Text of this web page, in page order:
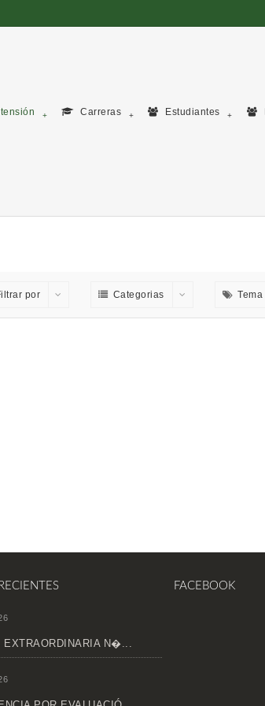
Carreras Estudiantes
por Categorias Tema
EXTRAORDINARIA N�...
FACEBOOK